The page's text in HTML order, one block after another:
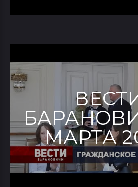
МАРТА